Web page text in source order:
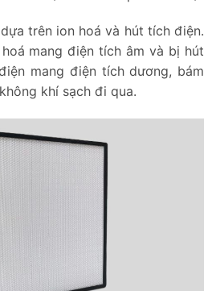
trên ion hoá và hút tích điện.
mang điện tích âm và bị hút
mang điện tích dương, bám
khí sạch đi qua.